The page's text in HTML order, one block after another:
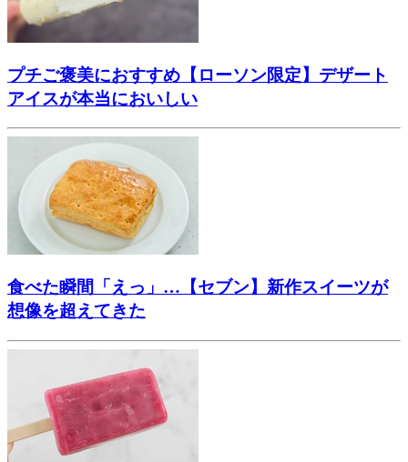
プチご褒美におすすめ【ローソン限定】デザート
アイスが本当においしい
食べた瞬間「えっ」…【セブン】新作スイーツが
想像を超えてきた